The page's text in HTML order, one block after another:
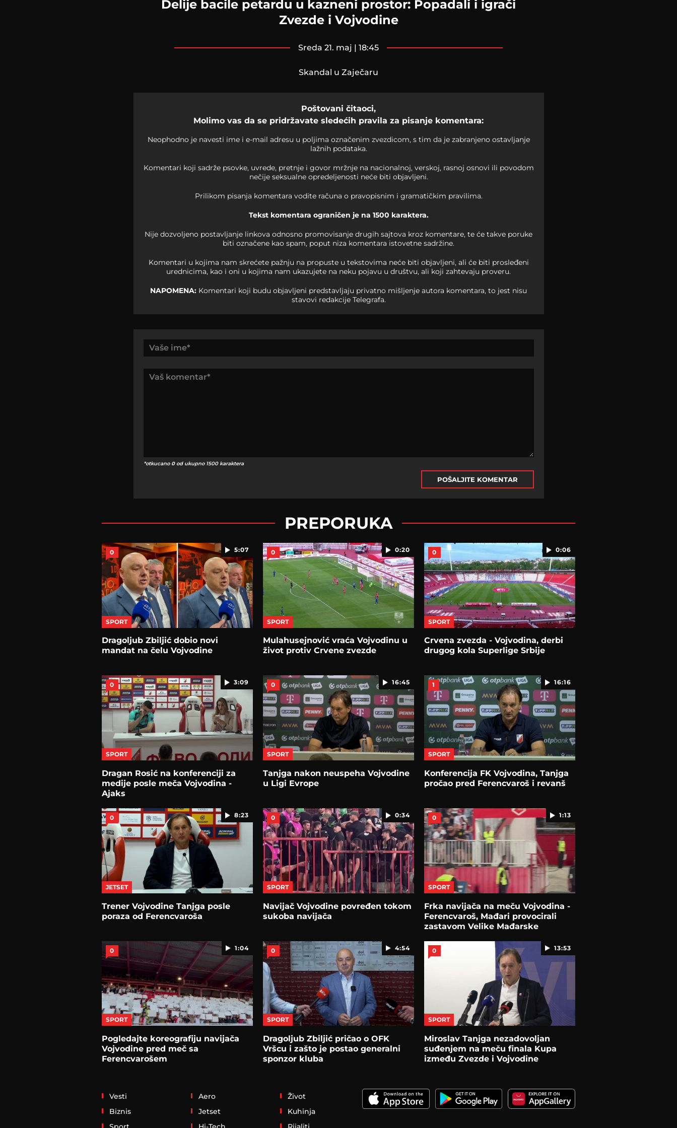
Delije bacile petardu u kazneni prostor: Popadali i igrači
Zvezde i Vojvodine
sreda 21. maj | 18:45
Skandal u Zaječaru
Poštovani čitaoci,
Molimo vas da se pridržavate sledećih pravila za pisanje komentara:
Neophodno je navesti ime i e-mail adresu u poljima označenim zvezdicom, s tim da je zabranjeno ostavljanje
lažnih podataka.
Komentari koji sadrže psovke, uvrede, pretnje i govor mržnje na nacionalnoj, verskoj, rasnoj osnovi ili povodom
nečije seksualne opredeljenosti neće biti objavljeni.
Prilikom pisanja komentara vodite računa o pravopisnim i gramatičkim pravilima.
Tekst komentara ograničen je na 1500 karaktera.
Nije dozvoljeno postavljanje linkova odnosno promovisanje drugih sajtova kroz komentare, te će takve poruke
biti označene kao spam, poput niza komentara istovetne sadržine.
Komentari u kojima nam skrećete pažnju na propuste u tekstovima neće biti objavljeni, ali će biti prosleđeni
urednicima, kao i oni u kojima nam ukazujete na neku pojavu u društvu, ali koji zahtevaju proveru.
NAPOMENA: Komentari koji budu objavljeni predstavljaju privatno mišljenje autora komentara, to jest nisu
stavovi redakcije Telegrafa.
*otkucano 0 od ukupno 1500 karaktera
POŠALJITE KOMENTAR
PREPORUKA
5:07
0
SPORT
Dragoljub Zbiljić dobio novi
mandat na čelu Vojvodine
0:20
0
SPORT
Mulahusejnović vraća Vojvodinu u
život protiv Crvene zvezde
0:06
0
SPORT
Crvena zvezda - Vojvodina, derbi
drugog kola Superlige Srbije
3:09
0
SPORT
Dragan Rosić na konferenciji za
medije posle meča Vojvodina -
Ajaks
16:45
0
SPORT
Tanjga nakon neuspeha Vojvodine
u Ligi Evrope
16:16
1
SPORT
Konferencija FK Vojvodina, Tanjga
pročao pred Ferencvaroš i revanš
8:23
0
JETSET
Trener Vojvodine Tanjga posle
poraza od Ferencvaroša
0:34
0
SPORT
Navijač Vojvodine povređen tokom
sukoba navijača
1:13
0
SPORT
Frka navijača na meču Vojvodina -
Ferencvaroš, Mađari provocirali
zastavom Velike Mađarske
1:04
0
SPORT
Pogledajte koreografiju navijača
Vojvodine pred meč sa
Ferencvarošem
4:54
0
SPORT
Dragoljub Zbiljić pričao o OFK
Vršcu i zašto je postao generalni
sponzor kluba
13:53
0
SPORT
Miroslav Tanjga nezadovoljan
suđenjem na meču finala Kupa
između Zvezde i Vojvodine
Vesti
Biznis
Aero
Jetset
Život
Kuhinja